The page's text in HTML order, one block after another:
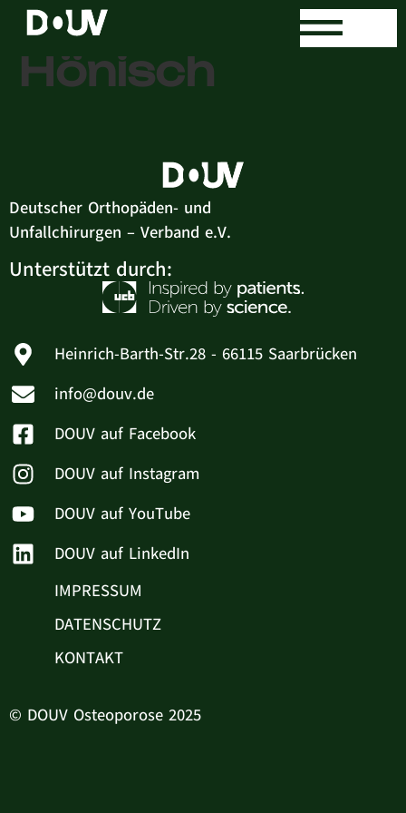
Dr. med. Ralf
Hönisch
Deutscher Orthopäden- und
Unfallchirurgen – Verband e.V.
Unterstützt durch:
Heinrich-Barth-Str.28 - 66115 Saarbrücken
info@douv.de
DOUV auf Facebook
DOUV auf Instagram
DOUV auf YouTube
DOUV auf LinkedIn
IMPRESSUM
DATENSCHUTZ
KONTAKT
© DOUV Osteoporose 2025